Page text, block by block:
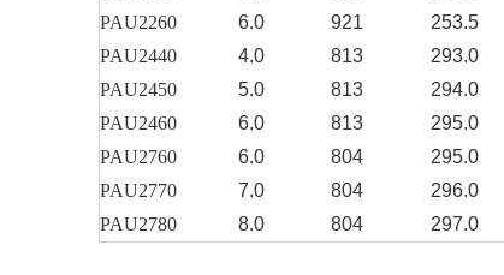
PAU2260
6.0 921 253.5
PAU2440
4.0 813 293.0
PAU2450
5.0 813 294.0
PAU2460
6.0 813 295.0
PAU2760
6.0 804 295.0
PAU2770
7.0 804 296.0
PAU2780
8.0 804 297.0